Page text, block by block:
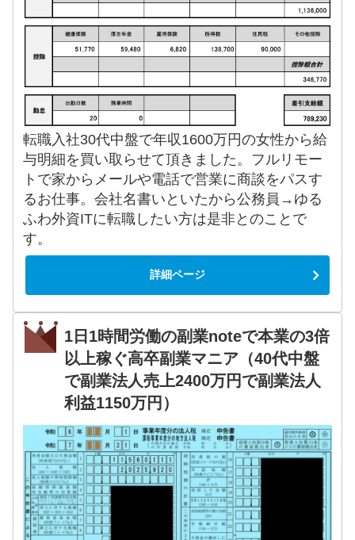
転職入社30代中盤で年収1600万円の女性から給
与明細を買い取らせて頂きました。フルリモー
トで家からメールや電話で営業に商談をパスす
るお仕事。会社名書いといたから公務員→ゆる
ふわ外資ITに転職したい方は是非とのことで
す。
詳細ページ
1日1時間労働の副業noteで本業の3倍
以上稼ぐ高卒副業マニア（40代中盤
で副業法人売上2400万円で副業法人
利益1150万円）